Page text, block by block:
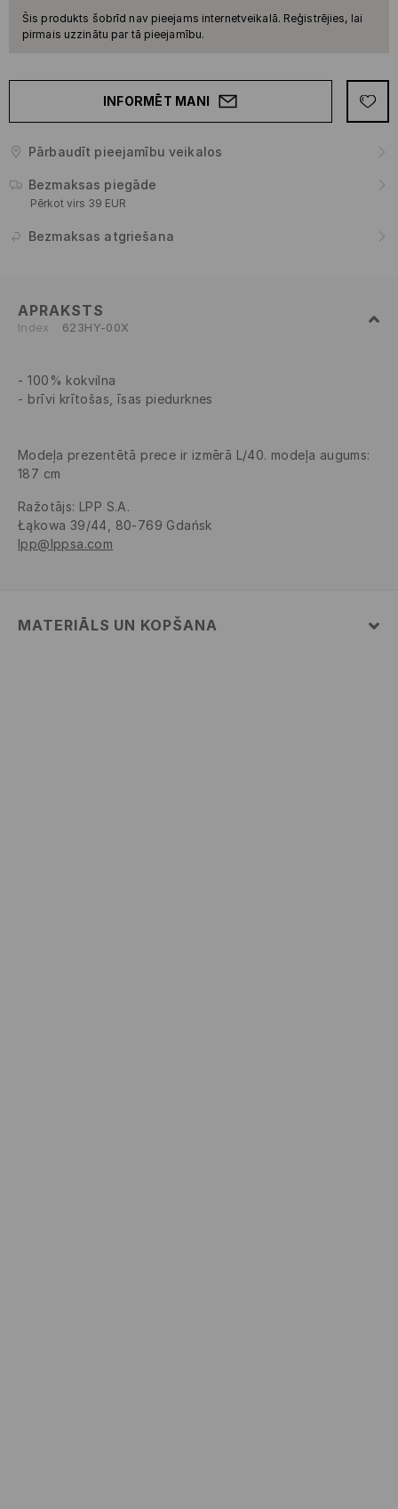
Šis produkts šobrīd nav pieejams internetveikalā. Reģistrējies, lai
pirmais uzzinātu par tā pieejamību.
INFORMĒT MANI
Pārbaudīt pieejamību veikalos
Bezmaksas piegāde
Pērkot virs 39 EUR
Bezmaksas atgriešana
APRAKSTS
Index 623HY-00X
100% kokvilna
brīvi krītošas, īsas piedurknes
Modeļa prezentētā prece ir izmērā L/40. modeļa augums:
187 cm
Ražotājs: LPP S.A.
Łąkowa 39/44, 80-769 Gdańsk
lpp@lppsa.com
MATERIĀLS UN KOPŠANA